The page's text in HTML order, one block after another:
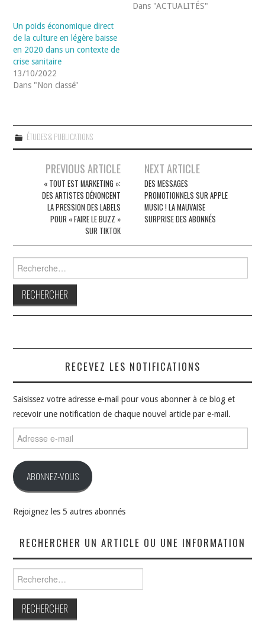
Dans "ACTUALITÉS"
Un poids économique direct
de la culture en légère baisse
en 2020 dans un contexte de
crise sanitaire
13/10/2022
Dans "Non classé"
ÉTUDES & PUBLICATIONS
Navigation
articles
PREVIOUS ARTICLE
« TOUT EST MARKETING »:
DES ARTISTES DÉNONCENT
LA PRESSION DES LABELS
POUR « FAIRE LE BUZZ »
SUR TIKTOK
NEXT ARTICLE
DES MESSAGES
PROMOTIONNELS SUR APPLE
MUSIC ! LA MAUVAISE
SURPRISE DES ABONNÉS
Rechercher :
RECEVEZ LES NOTIFICATIONS
Saisissez votre adresse e-mail pour vous abonner à ce blog et
recevoir une notification de chaque nouvel article par e-mail.
Adresse
e-
ABONNEZ-VOUS
Rejoignez les 5 autres abonnés
RECHERCHER UN ARTICLE OU UNE INFORMATION
Rechercher :